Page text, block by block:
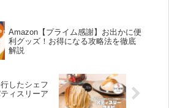
Amazon【プライム感謝】お出かに便
利グッズ！お得になる攻略法を徹底
解説
したシェフ
ィスリーア